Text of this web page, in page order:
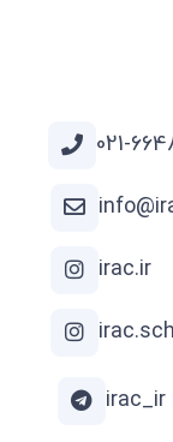
021-
irac.ir
irac_ir